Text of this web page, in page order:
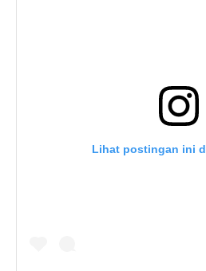
Lihat postingan ini